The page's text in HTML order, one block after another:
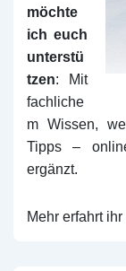
möchte
ich euch
unterstü
tzen: Mit
fachliche
m Wissen,
Tipps –
ergänzt.
Mehr erfahrt ihr